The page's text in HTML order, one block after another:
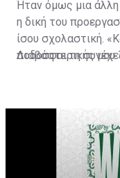
Ήταν όμως μια
η δική του
ίσου σχολαστική.
ποδοσφαιρικής μου
Διαβάστε τη